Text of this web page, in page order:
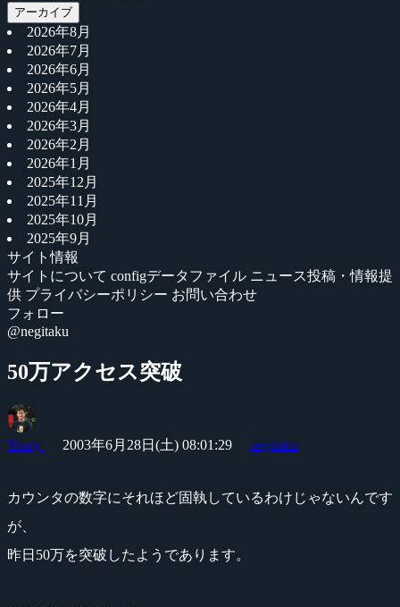
アーカイブ
2026年8月
2026年7月
2026年6月
2026年5月
2026年4月
2026年3月
2026年2月
2026年1月
2025年12月
2025年11月
2025年10月
2025年9月
サイト情報
サイトについて configデータファイル ニュース投稿・情報提
供 プライバシーポリシー お問い合わせ
フォロー
@negitaku
50万アクセス突破
Yossy 2003年6月28日(土) 08:01:29 negitaku
カウンタの数字にそれほど固執しているわけじゃないんです
が、
昨日50万を突破したようであります。